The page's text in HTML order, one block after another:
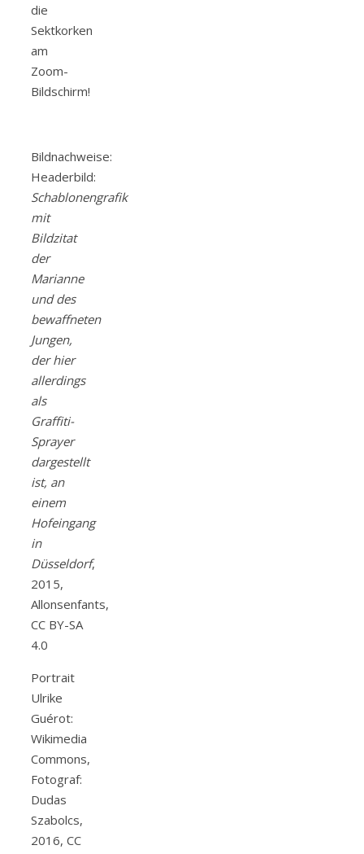
die
Sektkorken
am
Zoom-
Bildschirm!
Bildnachweise:
Headerbild:
Schablonengrafik
mit
Bildzitat
der
Marianne
und des
bewaffneten
Jungen,
der hier
allerdings
als
Graffiti-
Sprayer
dargestellt
ist, an
einem
Hofeingang
in
Düsseldorf,
2015,
Allonsenfants,
CC BY-SA
4.0
Portrait
Ulrike
Guérot:
Wikimedia
Commons,
Fotograf:
Dudas
Szabolcs,
2016, CC